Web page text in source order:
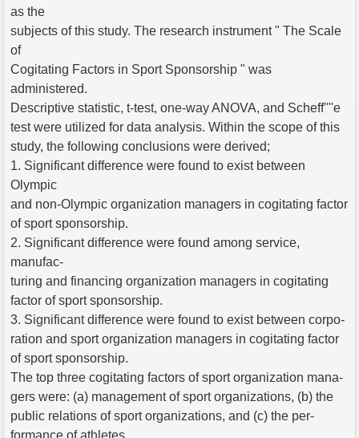
as the
subjects of this study. The research instrument " The Scale
of
Cogitating Factors in Sport Sponsorship " was
administered.
Descriptive statistic, t-test, one-way ANOVA, and Scheff''''e
test were utilized for data analysis. Within the scope of this
study, the following conclusions were derived;
1. Significant difference were found to exist between
Olympic
and non-Olympic organization managers in cogitating factor
of sport sponsorship.
2. Significant difference were found among service,
manufac-
turing and financing organization managers in cogitating
factor of sport sponsorship.
3. Significant difference were found to exist between corpo-
ration and sport organization managers in cogitating factor
of sport sponsorship.
The top three cogitating factors of sport organization mana-
gers were: (a) management of sport organizations, (b) the
public relations of sport organizations, and (c) the per-
formance of athletes.